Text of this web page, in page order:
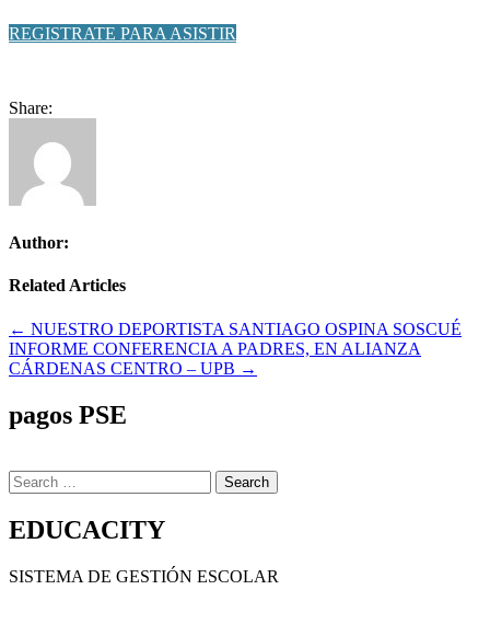
REGISTRATE PARA ASISTIR
Share:
Author:
Related Articles
Navegación
de
← NUESTRO DEPORTISTA SANTIAGO OSPINA SOSCUÉ
INFORME CONFERENCIA A PADRES, EN ALIANZA
CÁRDENAS CENTRO – UPB →
pagos PSE
Search
for:
EDUCACITY
SISTEMA DE GESTIÓN ESCOLAR